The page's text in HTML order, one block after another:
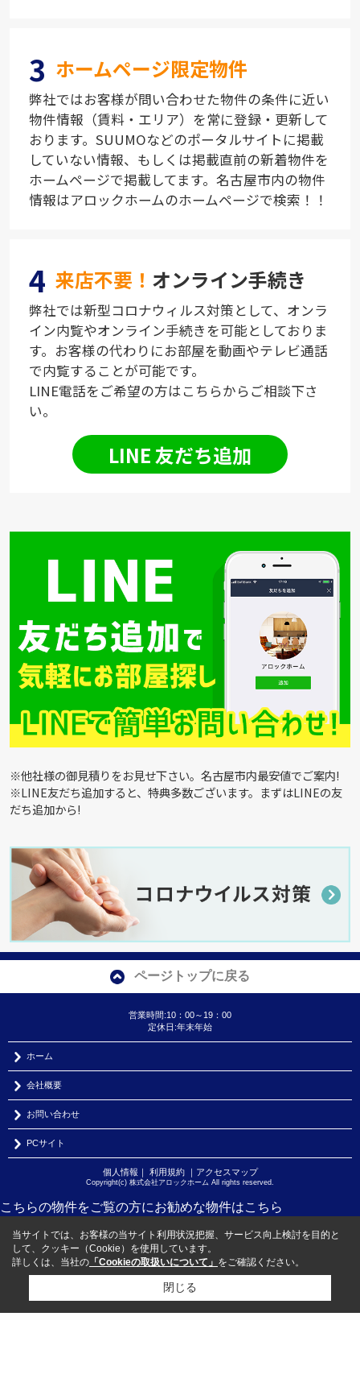
3 ホームページ限定物件
弊社ではお客様が問い合わせた物件の条件に近い
物件情報（賃料・エリア）を常に登録・更新して
おります。SUUMOなどのポータルサイトに掲載
していない情報、もしくは掲載直前の新着物件を
ホームページで掲載してます。名古屋市内の物件
情報はアロックホームのホームページで検索！！
4 来店不要！ オンライン手続き
弊社では新型コロナウィルス対策として、オンラ
イン内覧やオンライン手続きを可能としておりま
す。お客様の代わりにお部屋を動画やテレビ通話
で内覧することが可能です。
LINE電話をご希望の方はこちらからご相談下さ
い。
LINE 友だち追加
※他社様の御見積りをお見せ下さい。名古屋市内最安値でご案内!
※LINE友だち追加すると、特典多数ございます。まずはLINEの友
だち追加から!
ページトップに戻る
営業時間:10：00～19：00
定休日:年末年始
ホーム
会社概要
お問い合わせ
PCサイト
個人情報 利用規約｜ アクセスマップ
Copyright(c) 株式会社アロックホーム All rights reserved.
こちらの物件をご覧の方にお勧めな物件はこちら
当サイトでは、お客様の当サイト利用状況把握、サービス向上検討を目的と
して、クッキー（Cookie）を使用しています。
詳しくは、当社の 「Cookieの取扱いについて」 をご確認ください。
閉じる